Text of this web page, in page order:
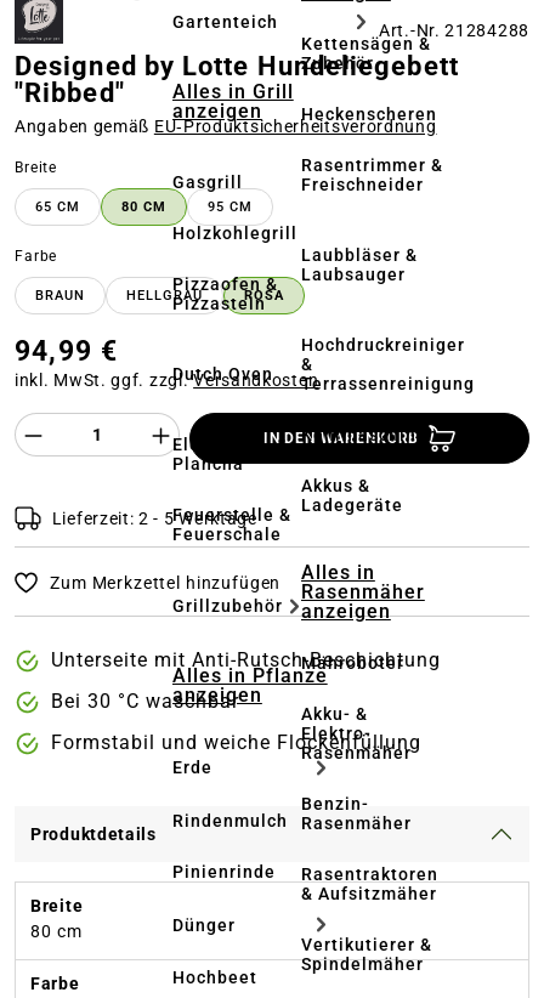
Gartenteich
Alles in Grill
anzeigen
Gasgrill
Holzkohlegrill
Pizzaofen &
Pizzastein
Dutch Oven
Elektrogrill &
Plancha
Feuerstelle &
Feuerschale
Grillzubehör
Alles in Pflanze
anzeigen
Erde
Rindenmulch
Pinienrinde
Dünger
Hochbeet
Kettensägen &
Zubehör
Heckenscheren
Rasentrimmer &
Freischneider
Laubbläser &
Laubsauger
Hochdruckreiniger
&
Terrassenreinigung
Kehrmaschinen
Akkus &
Ladegeräte
Alles in
Rasenmäher
anzeigen
Mähroboter
Akku- &
Elektro-
Rasenmäher
Benzin-
Rasenmäher
Rasentraktoren
& Aufsitzmäher
Vertikutierer &
Spindelmäher
Art.-Nr. 21284288
Designed by Lotte Hundeliegebett
"Ribbed"
Angaben gemäß EU‑Produktsicherheitsverordnung
Breite
65 CM 80 CM 95 CM
Farbe
BRAUN HELLGRAU ROSA
94,99 €
inkl. MwSt. ggf. zzgl.Versandkosten
Produkt Anzahl des Produktes
IN DEN WARENKORB
Lieferzeit: 2 - 5 Werktage
Zum Merkzettel hinzufügen
Unterseite mit Anti-Rutsch-Beschichtung
Bei 30 °C waschbar
Formstabil und weiche Flockenfüllung
Produktdetails
Breite
80 cm
Farbe